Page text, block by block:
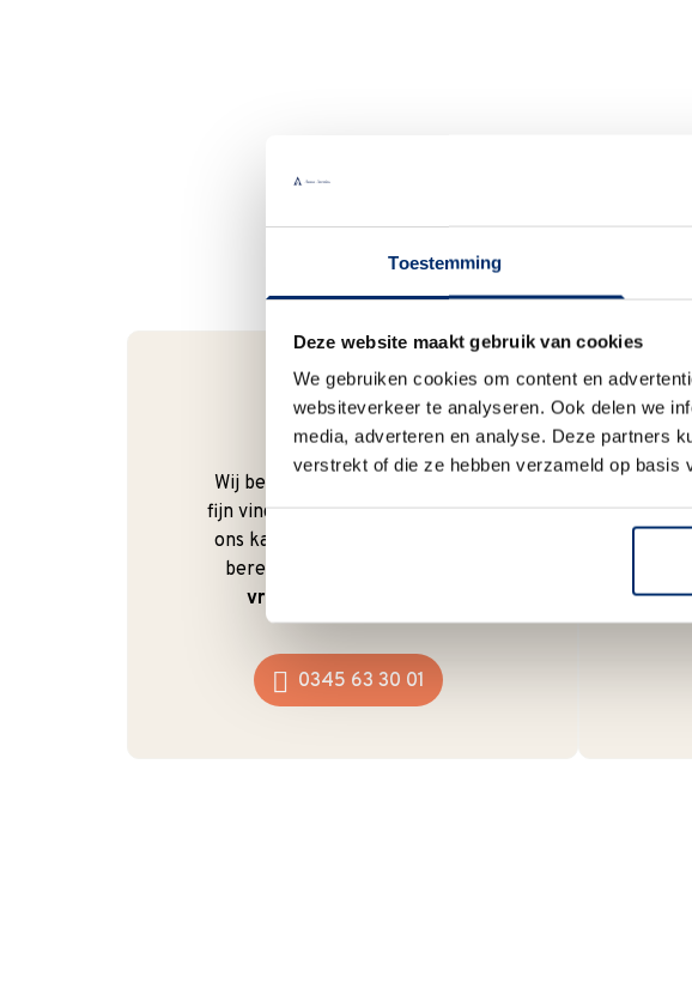
Toestemming
Deze website maakt gebruik van cookies
We gebruiken cookies om content en
websiteverkeer te analyseren. Ook delen we
media, adverteren en analyse. Deze partners
verstrekt of die ze hebben verzameld op basis
Bel gerust
Wij begrijpen dat je als klant het
fijn vindt om te kunnen bellen. Bij
ons kan dat ook gewoon. We zijn
bereikbaar van
vrijdag van 9:00 - 17:00
0345 63 30 01